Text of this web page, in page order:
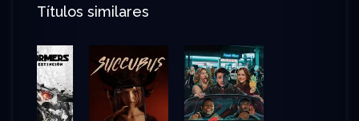
Títulos similares